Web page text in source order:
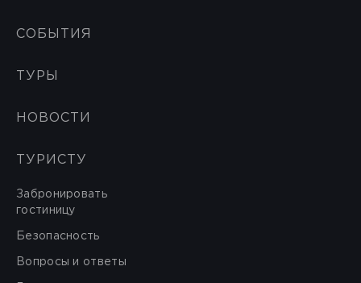
СОБЫТИЯ
ТУРЫ
НОВОСТИ
ТУРИСТУ
Забронировать
гостиницу
Безопасность
Вопросы и ответы